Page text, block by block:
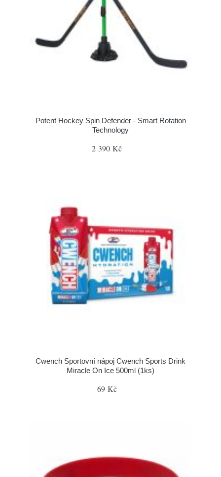
Potent Hockey Spin Defender - Smart Rotation
Technology
2 390 Kč
Cwench Sportovní nápoj Cwench Sports Drink
Miracle On Ice 500ml (1ks)
69 Kč